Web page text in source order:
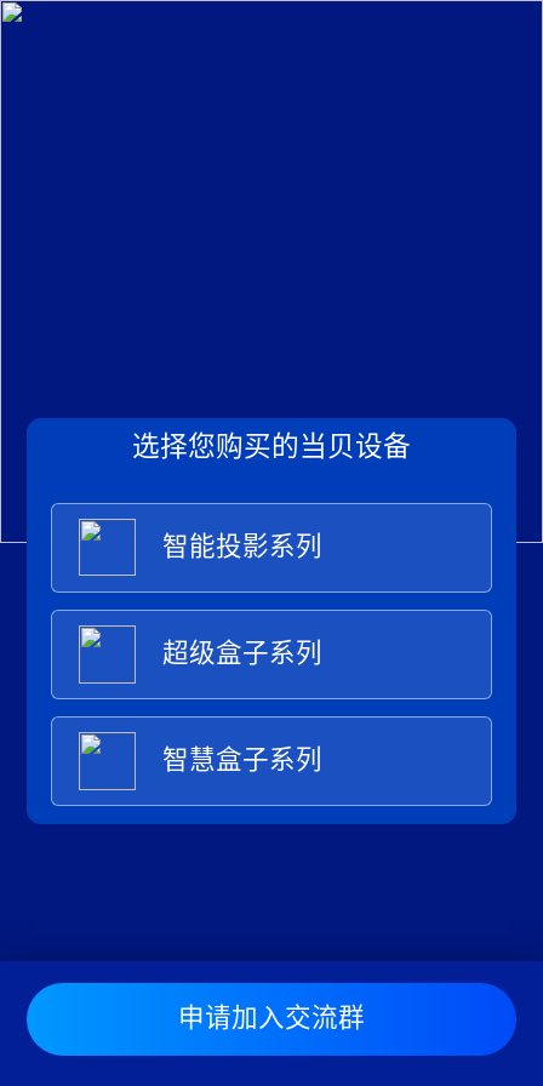
选择您购买的当贝设备
智能投影系列
超级盒子系列
智慧盒子系列
申请加入交流群